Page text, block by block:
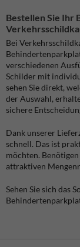
Bestellen Sie Ihr
Bei
verschiedenen
Schilder mit
sehen Sie direkt,
der Auswahl,
sichere
Dank unserer
schnell. Das ist
möchten.
attraktiven
Sehen Sie sich das